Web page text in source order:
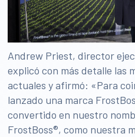
Andrew Priest, director
explicó con más detalle las
actuales y afirmó: «Para
lanzado una marca
convertido en nuestro
FrostBoss®, como nuestra